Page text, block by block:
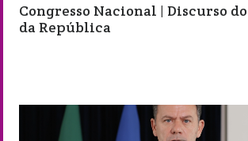
Congresso Nacional | Discurso
da República